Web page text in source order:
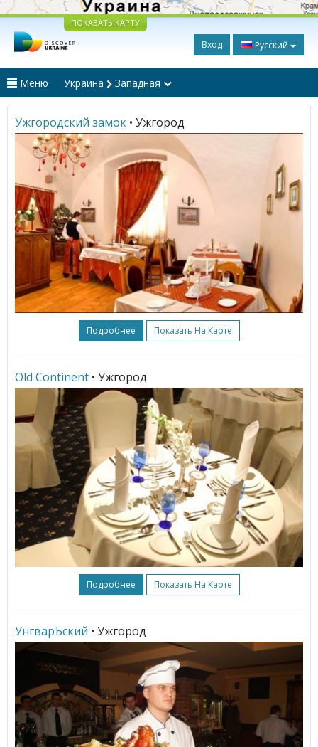
ПОКАЗАТЬ КАРТУ
Вход Русский
Меню Украина Западная
Ужгородский замок • Ужгород
Подробнее Показать На Карте
Old Continent • Ужгород
Подробнее Показать На Карте
УнгварЪский • Ужгород